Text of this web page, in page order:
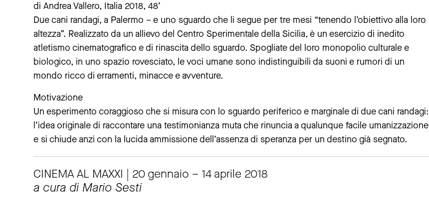
di Andrea Vallero, Italia 2018, 48’
Due cani randagi, a Palermo – e uno sguardo che li segue per tre mesi “tenendo l’obiettivo alla loro
altezza”. Realizzato da un allievo del Centro Sperimentale della Sicilia, è un esercizio di inedito
atletismo cinematografico e di rinascita dello sguardo. Spogliate del loro monopolio culturale e
biologico, in uno spazio rovesciato, le voci umane sono indistinguibili da suoni e rumori di un
mondo ricco di erramenti, minacce e avventure.
Motivazione
Un esperimento coraggioso che si misura con lo sguardo periferico e marginale di due cani randagi:
l’idea originale di raccontare una testimonianza muta che rinuncia a qualunque facile umanizzazione
e si chiude anzi con la lucida ammissione dell’assenza di speranza per un destino già segnato.
CINEMA AL MAXXI | 20 gennaio – 14 aprile 2018
a cura di Mario Sesti